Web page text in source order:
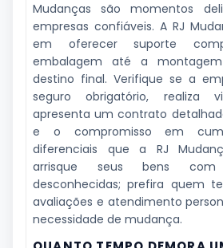
Mudanças são momentos
empresas confiáveis. A RJ
em oferecer suporte
embalagem até a
destino final. Verifique se a
seguro obrigatório, realiza
apresenta um contrato
e o compromisso em
diferenciais que a RJ
arrisque seus bens com
desconhecidas; prefira quem
avaliações e atendimento
necessidade de mudança.